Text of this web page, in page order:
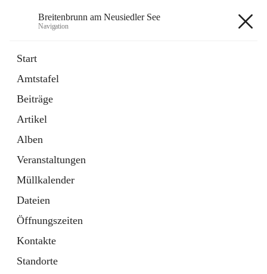
Breitenbrunn am Neusiedler See
Navigation
Start
Amtstafel
Beiträge
Artikel
Alben
Veranstaltungen
Müllkalender
Dateien
Öffnungszeiten
Kontakte
Standorte
18 Schnellzugriffe
Gemeindeservice